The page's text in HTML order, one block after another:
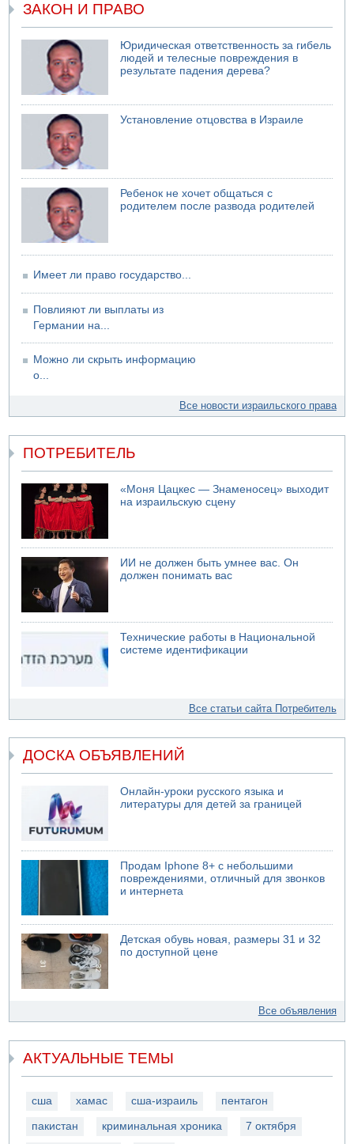
ЗАКОН И ПРАВО
Юридическая ответственность за гибель
людей и телесные повреждения в
результате падения дерева?
Установление отцовства в Израиле
Ребенок не хочет общаться с
родителем после развода родителей
Имеет ли право государство...
Повлияют ли выплаты из
Германии на...
Можно ли скрыть информацию
о...
Все новости израильского права
ПОТРЕБИТЕЛЬ
«Моня Цацкес — Знаменосец» выходит
на израильскую сцену
ИИ не должен быть умнее вас. Он
должен понимать вас
Технические работы в Национальной
системе идентификации
Все статьи сайта Потребитель
ДОСКА ОБЪЯВЛЕНИЙ
Онлайн-уроки русского языка и
литературы для детей за границей
Продам Iphone 8+ с небольшими
повреждениями, отличный для звонков
и интернета
Детская обувь новая, размеры 31 и 32
по доступной цене
Все объявления
АКТУАЛЬНЫЕ ТЕМЫ
сша хамас сша-израиль пентагон
пакистан криминальная хроника 7 октября